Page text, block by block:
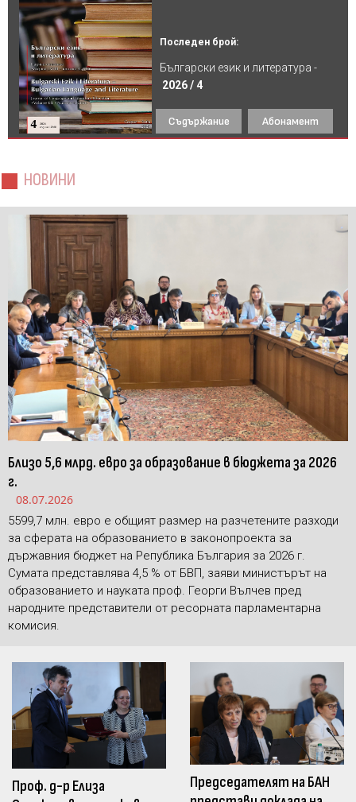
Последен брой:
Български език и литература -
2026 / 4
Съдържание Абонамент
НОВИНИ
Близо 5,6 млрд. евро за образование в бюджета за 2026
г.
08.07.2026
5599,7 млн. евро е общият размер на разчетените разходи
за сферата на образованието в законопроекта за
държавния бюджет на Република България за 2026 г.
Сумата представлява 4,5 % от БВП, заяви министърът на
образованието и науката проф. Георги Вълчев пред
народните представители от ресорната парламентарна
комисия.
Проф. д-р Елиза
Председателят на БАН